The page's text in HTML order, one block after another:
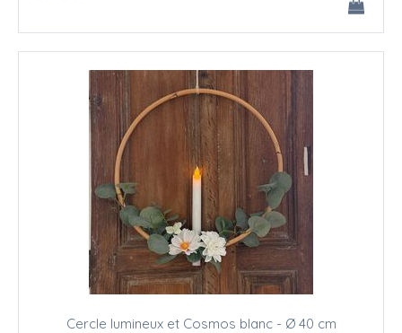
Cercle lumineux et Cosmos blanc - Ø 40 cm